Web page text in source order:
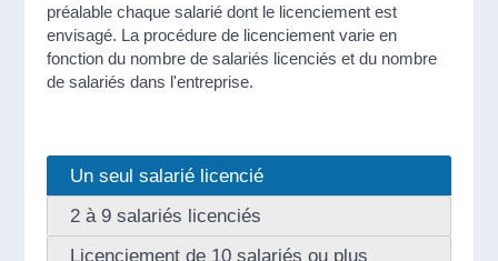
préalable chaque salarié dont le licenciement est
envisagé. La procédure de licenciement varie en
fonction du nombre de salariés licenciés et du nombre
de salariés dans l'entreprise.
Un seul salarié licencié
2 à 9 salariés licenciés
Licenciement de 10 salariés ou plus